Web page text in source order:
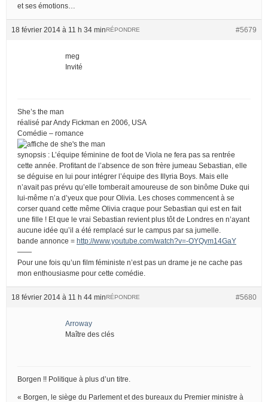
et ses émotions…
18 février 2014 à 11 h 34 min #5679
RÉPONDRE
meg
Invité
She’s the man
réalisé par Andy Fickman en 2006, USA
Comédie – romance
synopsis : L’équipe féminine de foot de Viola ne fera pas sa rentrée
cette année. Profitant de l’absence de son frère jumeau Sebastian, elle
se déguise en lui pour intégrer l’équipe des Illyria Boys. Mais elle
n’avait pas prévu qu’elle tomberait amoureuse de son binôme Duke qui
lui-même n’a d’yeux que pour Olivia. Les choses commencent à se
corser quand cette même Olivia craque pour Sebastian qui est en fait
une fille ! Et que le vrai Sebastian revient plus tôt de Londres en n’ayant
aucune idée qu’il a été remplacé sur le campus par sa jumelle.
bande annonce = http://www.youtube.com/watch?v=-OYQym14GaY
——
Pour une fois qu’un film féministe n’est pas un drame je ne cache pas
mon enthousiasme pour cette comédie.
18 février 2014 à 11 h 44 min #5680
RÉPONDRE
Arroway
Maître des clés
Borgen !! Politique à plus d’un titre.
« Borgen, le siège du Parlement et des bureaux du Premier ministre à